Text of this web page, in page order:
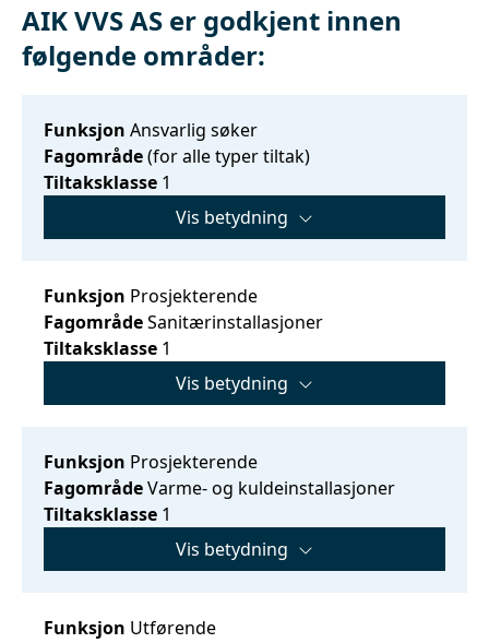
AIK VVS AS er godkjent innen
følgende områder:
Funksjon Ansvarlig søker
Fagområde(for alle typer tiltak)
Tiltaksklasse 1
Vis betydning
Funksjon Prosjekterende
FagområdeSanitærinstallasjoner
Tiltaksklasse 1
Vis betydning
Funksjon Prosjekterende
FagområdeVarme- og kuldeinstallasjoner
Tiltaksklasse 1
Vis betydning
Funksjon Utførende